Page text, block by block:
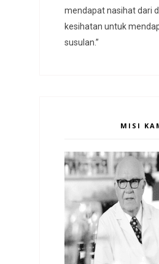
mendapat nasihat dari
kesihatan untuk
susulan.”
MISI